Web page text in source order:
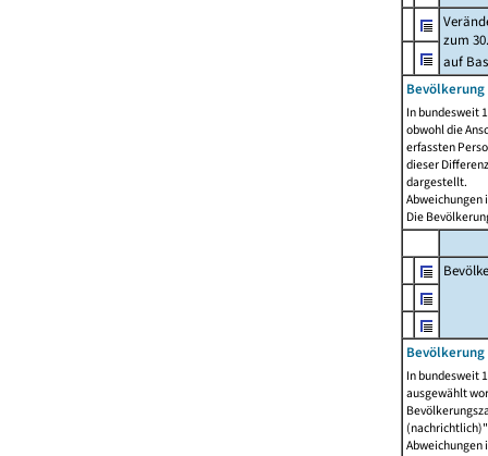
zum
auf
Bevölkerung
In bundesweit
obwohl die
erfassten
dieser
dargestellt.
Abweichungen
Die
In bundesweit
ausgewählt
Abweichungen